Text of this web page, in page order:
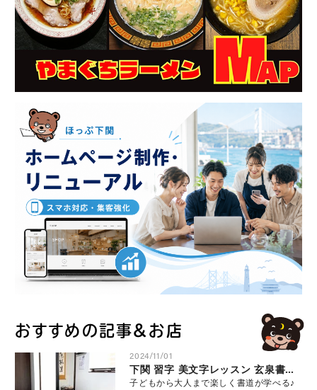
おすすめの記事＆お店
2024/11/01
下関 習字 美文字レッスン 玄泉書道会 草皎書道教室
子どもから大人まで楽しく書道が学べる♪